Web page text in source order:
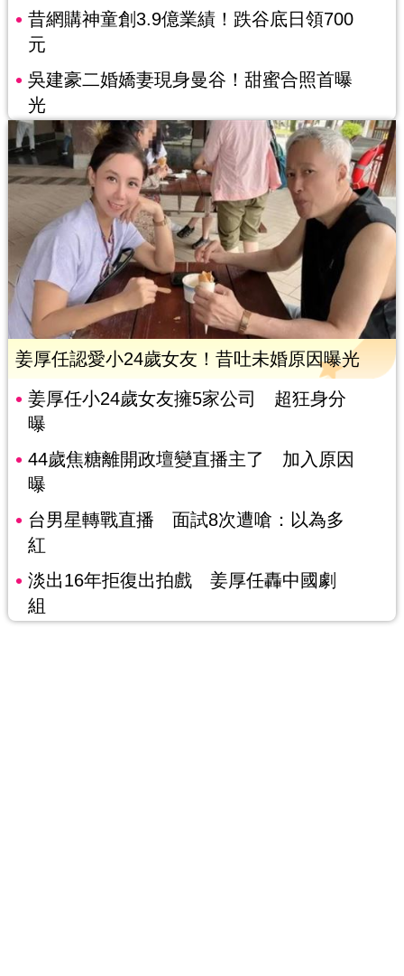
昔網購神童創3.9億業績！跌谷底日領700
元
吳建豪二婚嬌妻現身曼谷！甜蜜合照首曝
光
姜厚任認愛小24歲女友！昔吐未婚原因曝光
姜厚任小24歲女友擁5家公司 超狂身分
曝
44歲焦糖離開政壇變直播主了 加入原因
曝
台男星轉戰直播 面試8次遭嗆：以為多
紅
淡出16年拒復出拍戲 姜厚任轟中國劇
組